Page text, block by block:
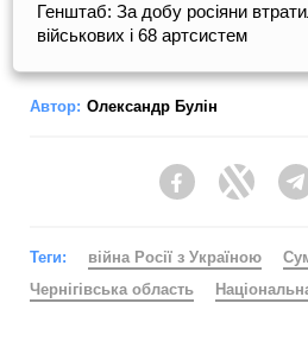
Генштаб: За добу росіяни
військових і 68 артсистем
Автор: Олександр Булін
FacebookTwitter
Теги: війна Росії з Україною
Чернігівська область